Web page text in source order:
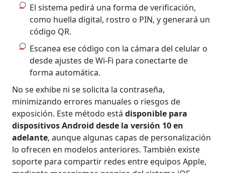
El sistema pedirá una forma de verificación,
como huella digital, rostro o PIN, y generará un
código QR.
Escanea ese código con la cámara del celular o
desde ajustes de Wi‑Fi para conectarte de
forma automática.
No se exhibe ni se solicita la contraseña,
minimizando errores manuales o riesgos de
exposición. Este método estádisponible para
dispositivos Android desde la versión 10 en
adelante, aunque algunas capas de personalización
lo ofrecen en modelos anteriores. También existe
soporte para compartir redes entre equipos Apple,